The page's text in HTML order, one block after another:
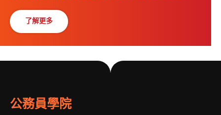
有助建立有關良好管治的知識庫。
了解更多
公務員學院